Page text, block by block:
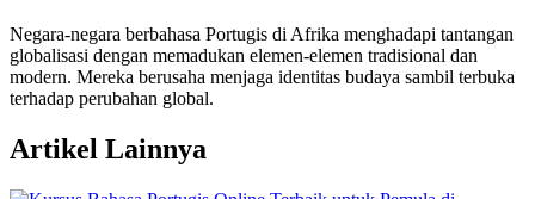
Negara-negara berbahasa Portugis di Afrika menghadapi tantangan
globalisasi dengan memadukan elemen-elemen tradisional dan
modern. Mereka berusaha menjaga identitas budaya sambil terbuka
terhadap perubahan global.
Artikel Lainnya